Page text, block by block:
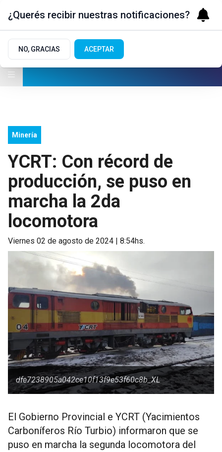
Minería
YCRT: Con récord de
producción, se puso en
marcha la 2da
locomotora
viernes 02 de agosto de 2024 | 8:54hs.
dfe7238905a042ce10f13f9e53f60c8b_XL
El Gobierno Provincial e YCRT (Yacimientos
Carboníferos Río Turbio) informaron que se
puso en marcha la segunda locomotora del
¿Querés recibir nuestras notificaciones?
NO, GRACIAS ACEPTAR